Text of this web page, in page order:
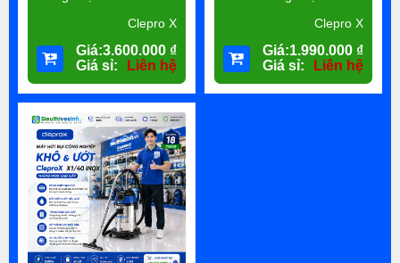
Clepro X
Giá:3.600.000 ₫
Giá sỉ:
Liên hệ
Clepro X
Giá:1.990.000 ₫
Giá sỉ:
Liên hệ